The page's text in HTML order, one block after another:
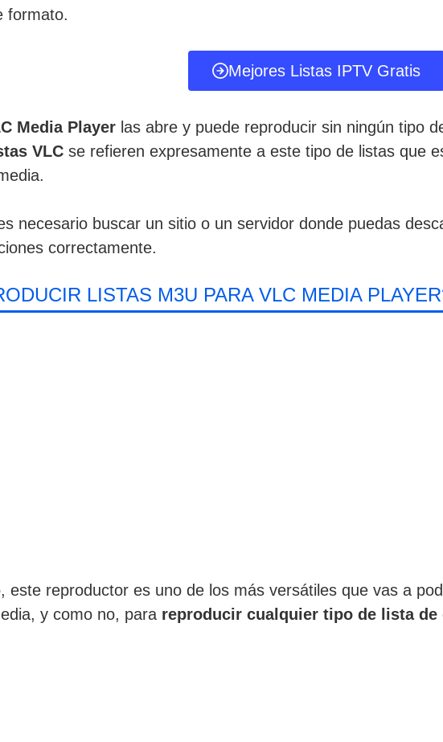
formato.
Mejores Listas IPTV Gratis
Media Player las abre y puede reproducir sin ningún tipo
VLC se refieren expresamente a este tipo de listas que
necesario buscar un sitio o un servidor donde puedas
correctamente.
LISTAS M3U PARA VLC MEDIA
este reproductor es uno de los más versátiles que vas a
y como no, para reproducir cualquier tipo de lista de